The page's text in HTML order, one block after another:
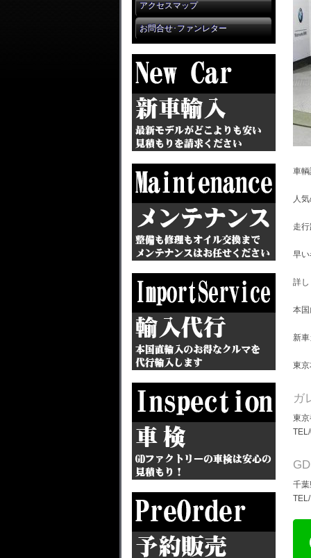
アクセスマップ
お問合せ･ファンレター
車
人
走
早
詳
本
新
東
ガ
東
千